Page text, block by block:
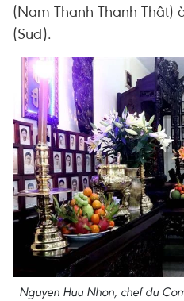
(Nam Thanh Thanh Thât)
(Sud).
Nguyen Huu Nhon, chef du